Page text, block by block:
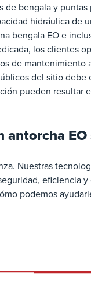
bengala y
hidráulica de
bengala EO e
los clientes
de mantenimiento
del sitio
pueden resultar
antorcha EO
Nuestras
eficiencia
podemos